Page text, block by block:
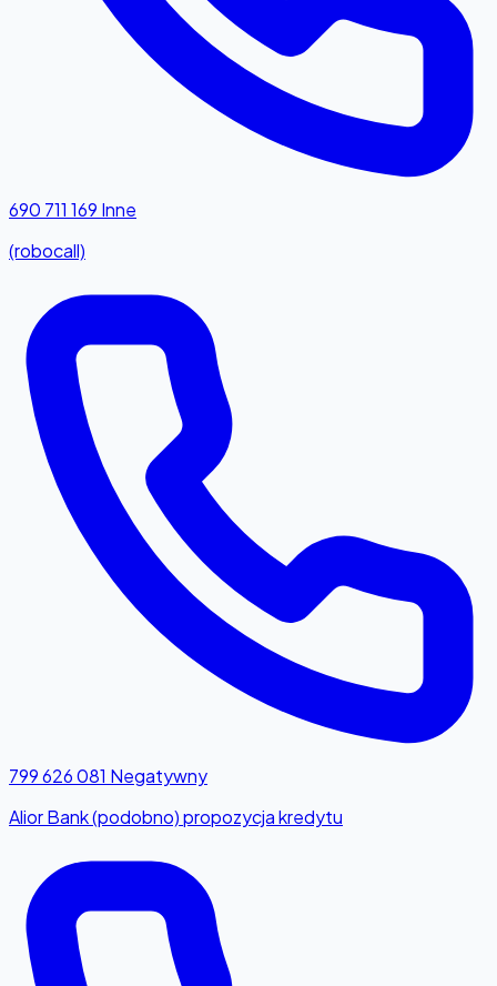
690 711 169 Inne
(robocall)
799 626 081 Negatywny
Alior Bank (podobno) propozycja kredytu